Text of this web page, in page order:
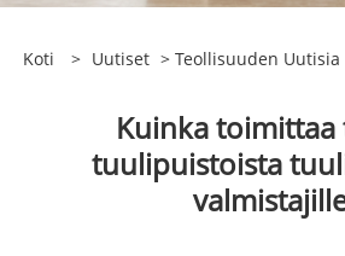
Koti > Uutiset > Teollisuuden Uutisia
Kuinka toimittaa
tuulipuistoista